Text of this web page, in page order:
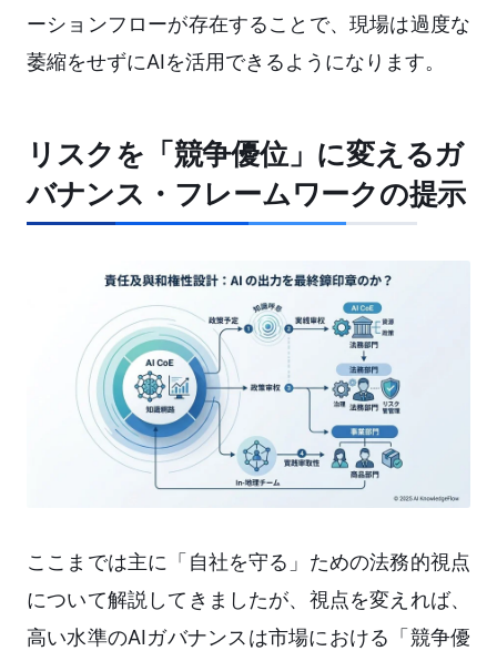
ーションフローが存在することで、現場は過度な
萎縮をせずにAIを活用できるようになります。
リスクを「競争優位」に変えるガ
バナンス・フレームワークの提示
ここまでは主に「自社を守る」ための法務的視点
について解説してきましたが、視点を変えれば、
高い水準のAIガバナンスは市場における「競争優